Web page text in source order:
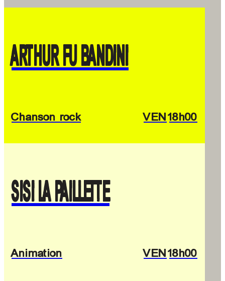
ARTHUR FU BANDINI
Chanson rock VEN 18h00
SISI LA PAILLETTE
Animation VEN 18h00